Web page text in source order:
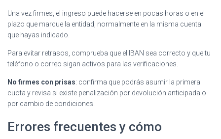
Una vez firmes, el ingreso puede hacerse en pocas horas o en el
plazo que marque la entidad, normalmente en la misma cuenta
que hayas indicado.
Para evitar retrasos, comprueba que el IBAN sea correcto y que tu
teléfono o correo sigan activos para las verificaciones.
No firmes con prisas: confirma que podrás asumir la primera
cuota y revisa si existe penalización por devolución anticipada o
por cambio de condiciones.
Errores frecuentes y cómo